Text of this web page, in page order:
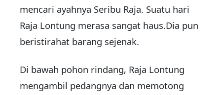
mencari ayahnya Seribu Raja. Suatu hari
Raja Lontung merasa sangat haus.Dia pun
beristirahat barang sejenak.
Di bawah pohon rindang, Raja Lontung
mengambil pedangnya dan memotong